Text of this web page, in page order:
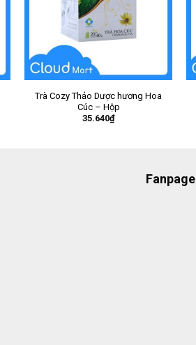
Trà Cozy Thảo Dược hương Hoa
Cúc – Hộp
35.640₫
Fanpage